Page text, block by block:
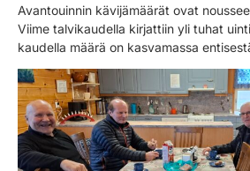
Avantouinnin kävijämäärät ovat
Viime talvikaudella kirjattiin yli tuhat
kaudella määrä on kasvamassa